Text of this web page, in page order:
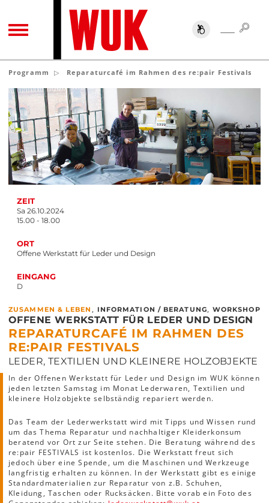
TOGGLE NAVIGATION SUCHE
Programm Reparaturcafé im Rahmen des re:pair Festivals
ZEIT
Sa 26.10.2024
15.00 - 18.00
ORT
Offene Werkstatt für Leder und Design
EINGANG
D
ZUSAMMEN & LEBEN , INFORMATION / BERATUNG, WORKSHOP
OFFENE WERKSTATT FÜR LEDER UND DESIGN
REPARATURCAFÉ IM RAHMEN DES
RE:PAIR FESTIVALS
LEDER, TEXTILIEN UND KLEINERE HOLZOBJEKTE
In der Offenen Werkstatt für Leder und Design im WUK können
jeden letzten Samstag im Monat Lederwaren, Textilien und
kleinere Holzobjekte selbständig repariert werden.
Das Team der Lederwerkstatt wird mit Tipps und Wissen rund
um das Thema Reparatur und nachhaltiger Kleiderkonsum
beratend vor Ort zur Seite stehen. Die Beratung während des
re:pair FESTIVALS ist kostenlos. Die Werkstatt freut sich
jedoch über eine Spende, um die Maschinen und Werkzeuge
langfristig erhalten zu können. In der Werkstatt gibt es einige
Standardmaterialien zur Reparatur von z.B. Schuhen,
Kleidung, Taschen oder Rucksäcken. Bitte vorab ein Foto des